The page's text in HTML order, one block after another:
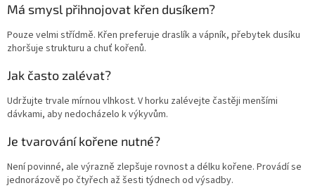
Má smysl přihnojovat křen dusíkem?
Pouze velmi střídmě. Křen preferuje draslík a vápník, přebytek dusíku
zhoršuje strukturu a chuť kořenů.
Jak často zalévat?
Udržujte trvale mírnou vlhkost. V horku zalévejte častěji menšími
dávkami, aby nedocházelo k výkyvům.
Je tvarování kořene nutné?
Není povinné, ale výrazně zlepšuje rovnost a délku kořene. Provádí se
jednorázově po čtyřech až šesti týdnech od výsadby.